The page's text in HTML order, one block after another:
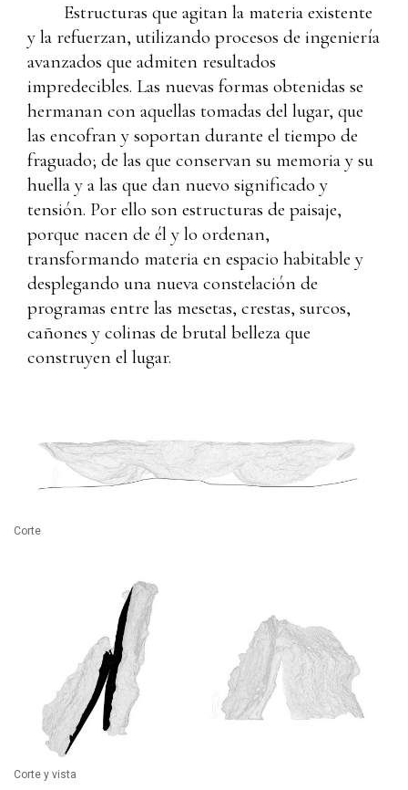
Estructuras que agitan la materia existente
y la refuerzan, utilizando procesos de ingeniería
avanzados que admiten resultados
impredecibles. Las nuevas formas obtenidas se
hermanan con aquellas tomadas del lugar, que
las encofran y soportan durante el tiempo de
fraguado; de las que conservan su memoria y su
huella y a las que dan nuevo significado y
tensión. Por ello son estructuras de paisaje,
porque nacen de él y lo ordenan,
transformando materia en espacio habitable y
desplegando una nueva constelación de
programas entre las mesetas, crestas, surcos,
cañones y colinas de brutal belleza que
construyen el lugar.
Corte
Corte y vista